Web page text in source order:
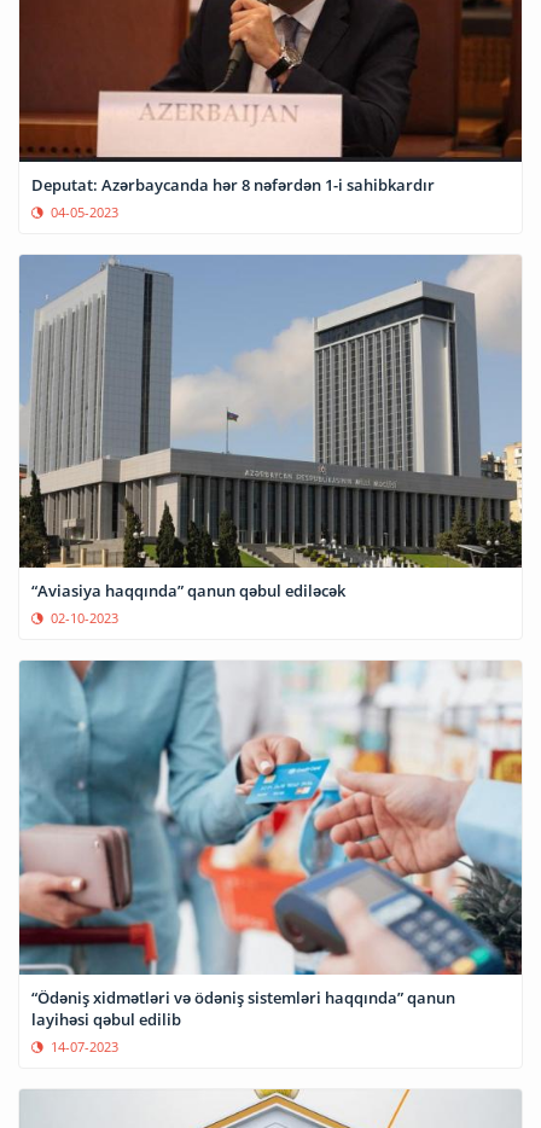
Deputat: Azərbaycanda hər 8 nəfərdən 1-i sahibkardır
04-05-2023
“Aviasiya haqqında” qanun qəbul ediləcək
02-10-2023
“Ödəniş xidmətləri və ödəniş sistemləri haqqında” qanun
layihəsi qəbul edilib
14-07-2023